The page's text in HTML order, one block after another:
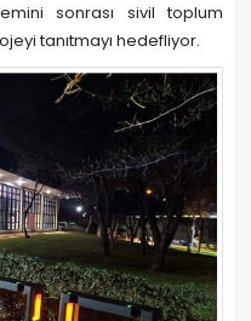
sonrası sivil toplum
tanıtmayı hedefliyor.